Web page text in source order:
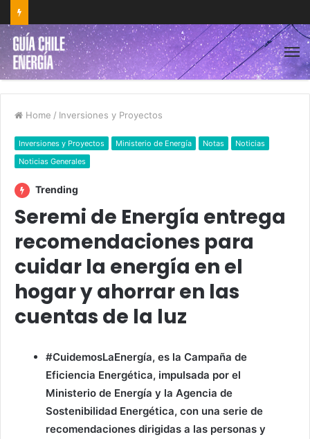
Home / Inversiones y Proyectos
Inversiones y Proyectos Ministerio de Energía Notas
Noticias
Noticias Generales
Trending
Seremi de Energía entrega
recomendaciones para
cuidar la energía en el
hogar y ahorrar en las
cuentas de la luz
#CuidemosLaEnergía, es la Campaña de
Eficiencia Energética, impulsada por el
Ministerio de Energía y la Agencia de
Sostenibilidad Energética, con una serie de
recomendaciones dirigidas a las personas y